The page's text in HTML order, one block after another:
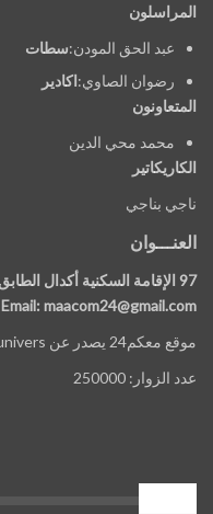
المراسلون
عبد الحق المودن:سطات
رضوان الصاوي:اكادير
المتعاونون
محمد محي الدين
الكاريكاتير
ناجي بناجي
العنـــوان
97 الإقامة السكنية أكدال الطابق السفلي رقم 7 سيدي مومن الدار البيضاء
Email: maacom24@gmail.com
موقع معكم24 يصدر عن media top univers
عدد الزوار: 250000